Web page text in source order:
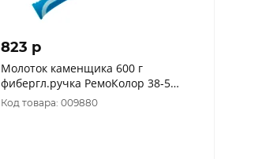
823 p
Молоток каменщика 600 г
фибергл.ручка РемоКолор 38-5-
116
Код товара: 009880